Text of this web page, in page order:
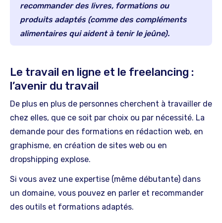
recommander des livres, formations ou
produits adaptés (comme des compléments
alimentaires qui aident à tenir le jeûne).
Le travail en ligne et le freelancing :
l’avenir du travail
De plus en plus de personnes cherchent à travailler de
chez elles, que ce soit par choix ou par nécessité. La
demande pour des formations en rédaction web, en
graphisme, en création de sites web ou en
dropshipping explose.
Si vous avez une expertise (même débutante) dans
un domaine, vous pouvez en parler et recommander
des outils et formations adaptés.